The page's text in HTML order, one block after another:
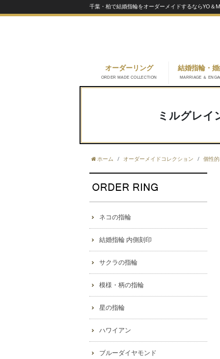
千葉・柏で結婚指輪をオーダーメイドするならYO＆
オーダーリング
ORDER MADE COLLECTION
結婚指輪・
MARRIAGE ＆
ミルグレイ
ホーム オーダーメイドコレクション 個性
ネコの指輪
結婚指輪 内側刻印
サクラの指輪
模様・柄の指輪
星の指輪
ハワイアン
ブルーダイヤモンド